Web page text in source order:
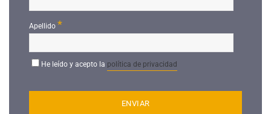
Apellido*
He leído y acepto la política de privacidad